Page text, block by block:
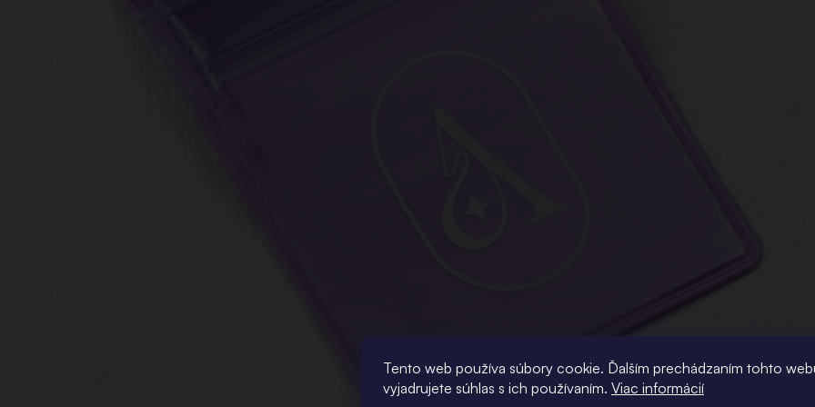
Tento web používa súbory cookie. Ďalším prechádzaním tohto
vyjadrujete súhlas s ich používaním. Viac informácií